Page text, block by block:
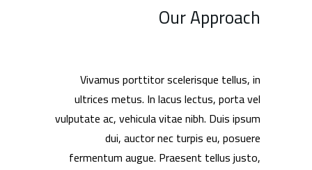
Our Approach
Vivamus porttitor scelerisque tellus, in
ultrices metus. In lacus lectus, porta vel
vulputate ac, vehicula vitae nibh. Duis ipsum
dui, auctor nec turpis eu, posuere
fermentum augue. Praesent tellus justo,